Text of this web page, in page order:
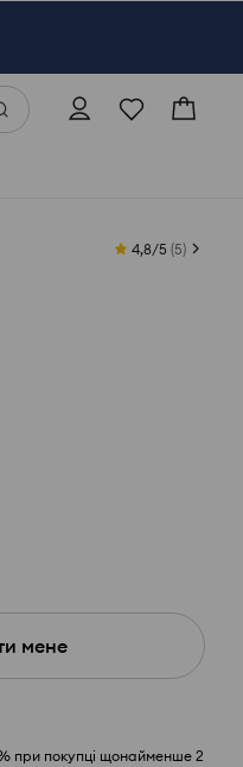
4,8/5 (5)
мене
при покупці щонайменше 2